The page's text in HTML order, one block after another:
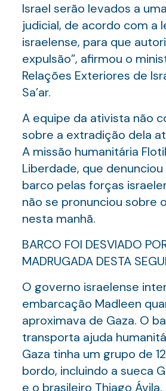
Israel serão levados a
judicial, de acordo com a
israelense, para que
expulsão”, afirmou o
Relações Exteriores de
Sa’ar.
A equipe da ativista não
sobre a extradição dela
A missão humanitária
Liberdade, que
barco pelas forças
não se pronunciou sobre
nesta manhã.
BARCO FOI DESVIADO
MADRUGADA DESTA
O governo israelense
embarcação Madleen
aproximava de Gaza. O
transporta ajuda
Gaza tinha um grupo de
bordo, incluindo a sueca
e o brasileiro Thiago Ávila.